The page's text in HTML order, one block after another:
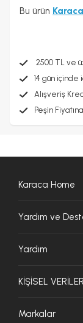
Bu ürün Karaca
2500 TL ve
14 gün içinde
Alışveriş
Peşin
Karaca Home
Yardım ve
Yardım
KİŞİSEL
Markalar